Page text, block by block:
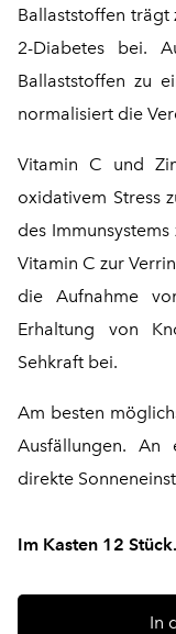
Ballaststoffen trägt
2-Diabetes bei.
Ballaststoffen zu
normalisiert die
Vitamin C und
oxidativem Stress
des
Vitamin C zur
die Aufnahme
Erhaltung von
Sehkraft bei.
Am besten
Ausfällungen. An
direkte
Im Kasten 12 Stück.
In